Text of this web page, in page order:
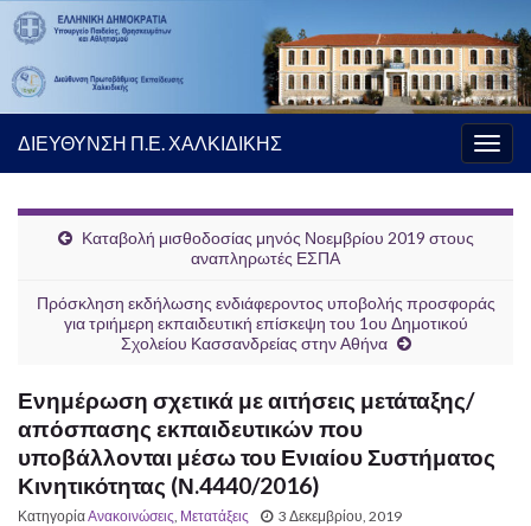
ΔΙΕΥΘΥΝΣΗ Π.Ε. ΧΑΛΚΙΔΙΚΗΣ
Καταβολή μισθοδοσίας μηνός Νοεμβρίου 2019 στους
αναπληρωτές ΕΣΠΑ
Πρόσκληση εκδήλωσης ενδιάφεροντος υποβολής προσφοράς
για τριήμερη εκπαιδευτική επίσκεψη του 1ου Δημοτικού
Σχολείου Κασσανδρείας στην Αθήνα
Ενημέρωση σχετικά με αιτήσεις μετάταξης/
απόσπασης εκπαιδευτικών που
υποβάλλονται μέσω του Ενιαίου Συστήματος
Κινητικότητας (Ν.4440/2016)
ΚατηγορίαΑνακοινώσεις Μετατάξεις 3 Δεκεμβρίου, 2019